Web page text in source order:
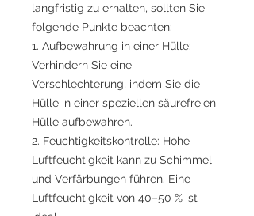
langfristig zu erhalten, sollten Sie
folgende Punkte beachten:
1. Aufbewahrung in einer Hülle:
Verhindern Sie eine
Verschlechterung, indem Sie die
Hülle in einer speziellen säurefreien
Hülle aufbewahren.
2. Feuchtigkeitskontrolle: Hohe
Luftfeuchtigkeit kann zu Schimmel
und Verfärbungen führen. Eine
Luftfeuchtigkeit von 40–50 % ist